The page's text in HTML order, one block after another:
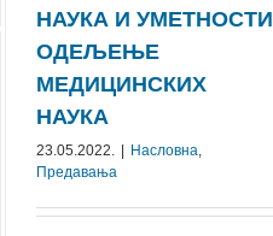
НАУКА И УМЕТНОСТИ
ОДЕЉЕЊЕ
МЕДИЦИНСКИХ
НАУКА
23.05.2022. Насловна,
Предавања